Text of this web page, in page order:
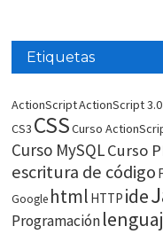
Etiquetas
ActionScriptActionScript 3.0
CS3 CSSCurso
Curso MySQLCurso
escritura de código
Google html HTTP ide
Programación